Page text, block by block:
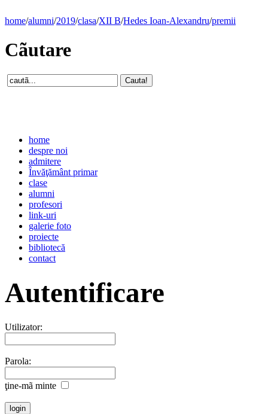
home/alumni/2019/clasa/XII B/Hedes Ioan-Alexandru/premii
Cãutare
home
despre noi
admitere
Învăţământ primar
clase
alumni
profesori
link-uri
galerie foto
proiecte
bibliotecă
contact
Autentificare
Utilizator:
Parola:
ţine-mã minte